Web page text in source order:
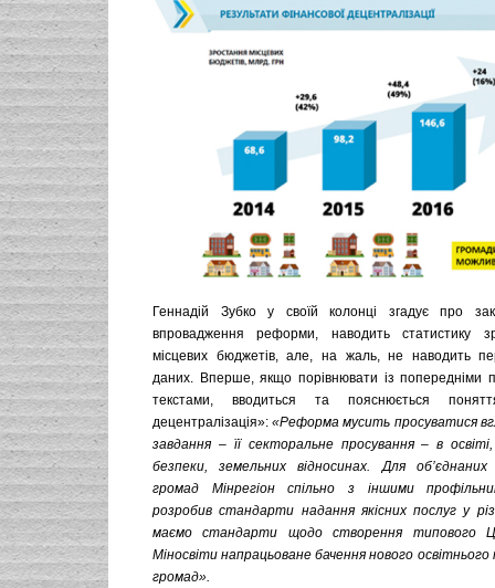
Геннадій Зубко у своїй колонці згадує про
впровадження реформи, наводить статистику
місцевих бюджетів, але, на жаль, не наводить
даних. Вперше, якщо порівнювати із попередніми
текстами, вводиться та пояснюється
децентралізація»:«Реформа мусить просуватися
завдання –її секторальне просування– в
безпеки, земельних відносинах.Для об’єднаних
громад Мінрегіон спільно з іншими
розробив стандарти надання якісних послуг у
маємо стандарти щодо створення типового
Міносвіти напрацьоване бачення нового освітнього
громад».